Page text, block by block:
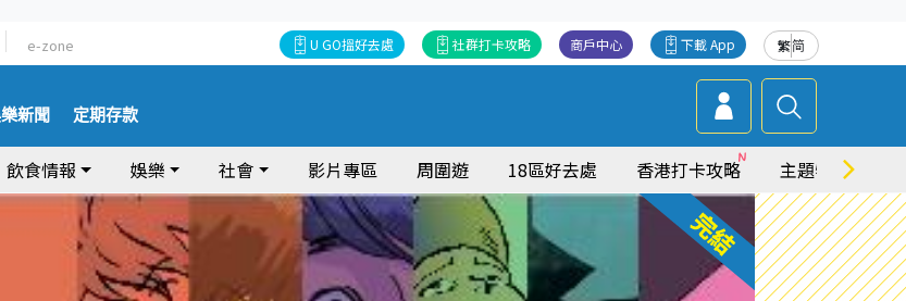
e-zone 繁简
下載 App
商戶中心
社群打卡攻略
U GO搵好去處
新聞 定期存款
飲食情報 娛樂 社會 影片專區 周圍遊 18區好去處 香港打卡攻略 主題特集